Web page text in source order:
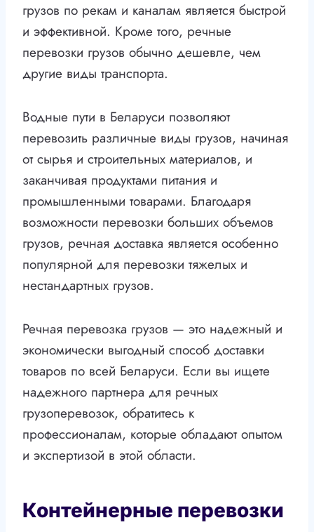
грузов по рекам и каналам является быстрой
и эффективной. Кроме того, речные
перевозки грузов обычно дешевле, чем
другие виды транспорта.
Водные пути в Беларуси позволяют
перевозить различные виды грузов, начиная
от сырья и строительных материалов, и
заканчивая продуктами питания и
промышленными товарами. Благодаря
возможности перевозки больших объемов
грузов, речная доставка является особенно
популярной для перевозки тяжелых и
нестандартных грузов.
Речная перевозка грузов — это надежный и
экономически выгодный способ доставки
товаров по всей Беларуси. Если вы ищете
надежного партнера для речных
грузоперевозок, обратитесь к
профессионалам, которые обладают опытом
и экспертизой в этой области.
Контейнерные перевозки